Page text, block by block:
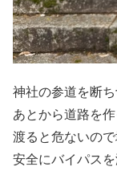
神社の参道を断ち
あとから道路を作
渡ると危ないので
安全にバイパス